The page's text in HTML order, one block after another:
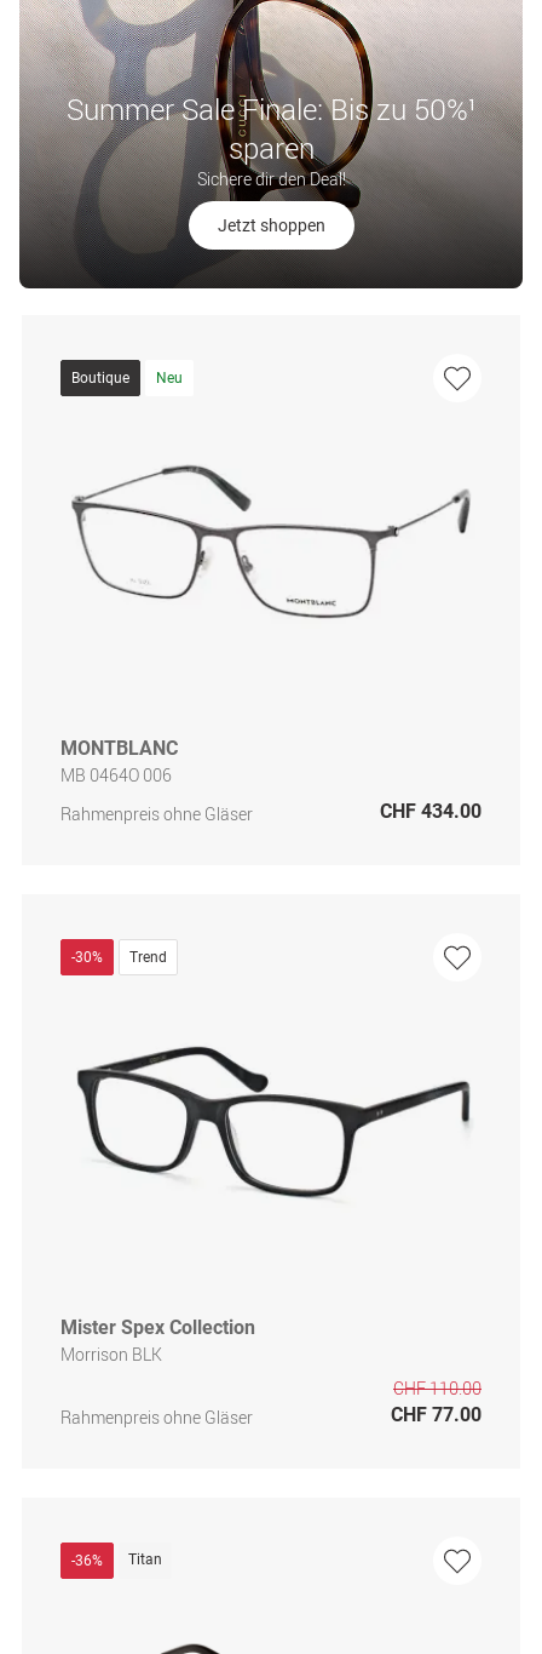
Summer Sale Finale: Bis zu 50%¹
sparen
Sichere dir den Deal!
Jetzt shoppen
Boutique Neu
MONTBLANC
MB 0464O 006
Rahmenpreis ohne Gläser
CHF 434.00
-30% Trend
Mister Spex Collection
Morrison BLK
Rahmenpreis ohne Gläser
CHF 110.00
CHF 77.00
-36% Titan